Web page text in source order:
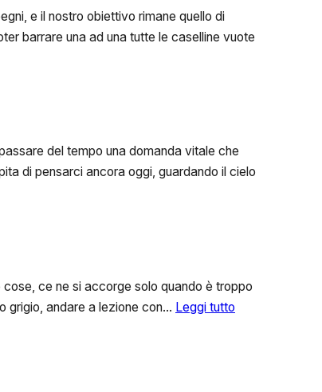
e il nostro obiettivo rimane quello di
barrare una ad una tutte le caselline vuote
del tempo una domanda vitale che
di pensarci ancora oggi, guardando il cielo
ce ne si accorge solo quando è troppo
grigio, andare a lezione con… Leggi tutto